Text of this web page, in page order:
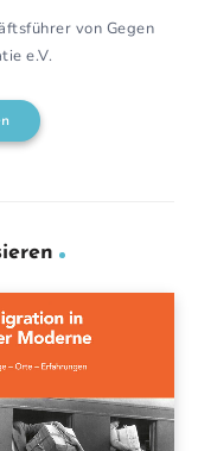
von Gegen
e.V.